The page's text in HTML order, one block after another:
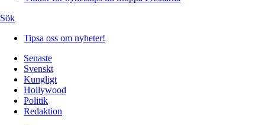
Sök
Tipsa oss om nyheter!
Senaste
Svenskt
Kungligt
Hollywood
Politik
Redaktion